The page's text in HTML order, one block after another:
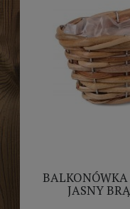
JASNY